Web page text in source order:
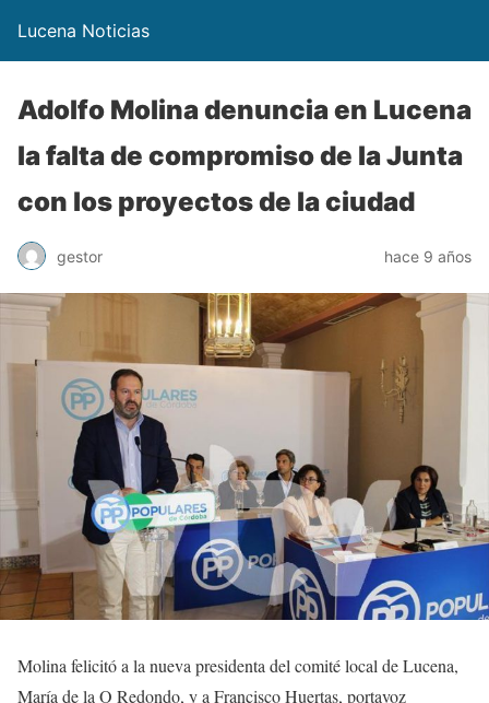
Lucena Noticias
Adolfo Molina denuncia en Lucena
la falta de compromiso de la Junta
con los proyectos de la ciudad
gestor hace 9 años
Molina felicitó a la nueva presidenta del comité local de Lucena,
María de la O Redondo, y a Francisco Huertas, portavoz